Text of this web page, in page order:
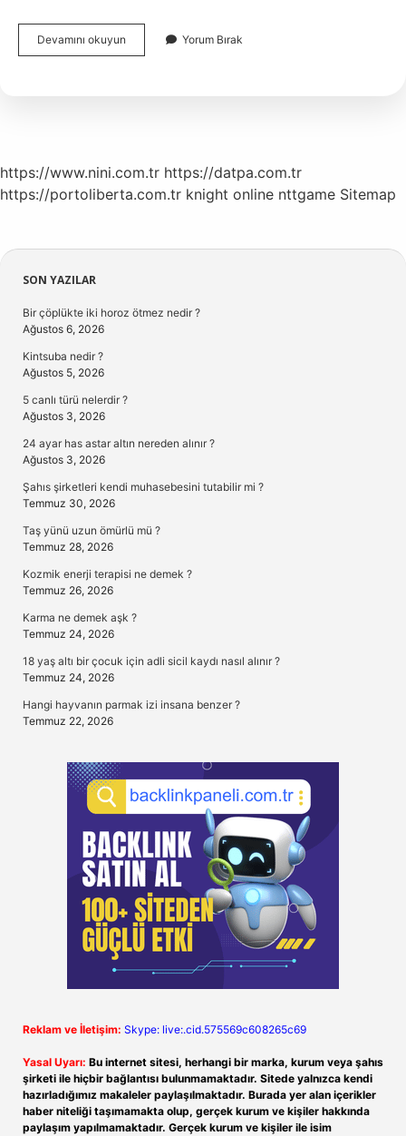
Devamını okuyun
Hangi
Yorum Bırak
https://www.nini.com.tr https://datpa.com.tr
https://portoliberta.com.tr knight online nttgame Sitemap
Sidebar
SON YAZILAR
Bir çöplükte iki horoz ötmez nedir ?
Ağustos 6, 2026
Kintsuba nedir ?
Ağustos 5, 2026
5 canlı türü nelerdir ?
Ağustos 3, 2026
24 ayar has astar altın nereden alınır ?
Ağustos 3, 2026
Şahıs şirketleri kendi muhasebesini tutabilir mi ?
Temmuz 30, 2026
Taş yünü uzun ömürlü mü ?
Temmuz 28, 2026
Kozmik enerji terapisi ne demek ?
Temmuz 26, 2026
Karma ne demek aşk ?
Temmuz 24, 2026
18 yaş altı bir çocuk için adli sicil kaydı nasıl alınır ?
Temmuz 24, 2026
Hangi hayvanın parmak izi insana benzer ?
Temmuz 22, 2026
Reklam ve İletişim: Skype: live:.cid.575569c608265c69
Yasal Uyarı: Bu internet sitesi, herhangi bir marka, kurum veya şahıs
şirketi ile hiçbir bağlantısı bulunmamaktadır. Sitede yalnızca kendi
hazırladığımız makaleler paylaşılmaktadır. Burada yer alan içerikler
haber niteliği taşımamakta olup, gerçek kurum ve kişiler hakkında
paylaşım yapılmamaktadır. Gerçek kurum ve kişiler ile isim